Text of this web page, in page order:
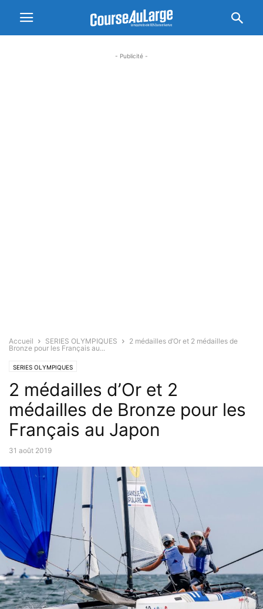
- Publicité -
Accueil SERIES OLYMPIQUES
2 médailles d’Or et 2 médailles de
Bronze pour les Français au...
SERIES OLYMPIQUES
2 médailles d’Or et 2
médailles de Bronze pour les
Français au Japon
31 août 2019